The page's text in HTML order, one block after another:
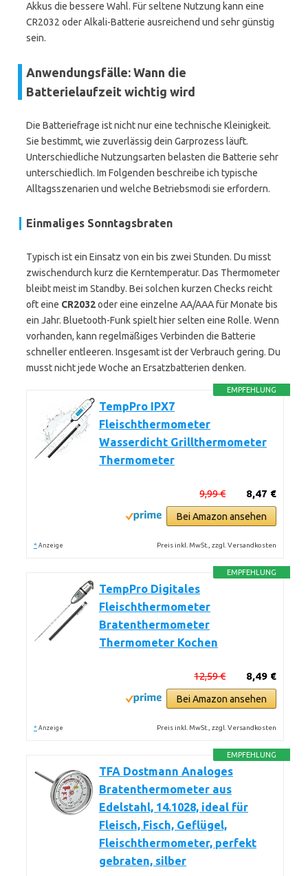
Akkus die bessere Wahl. Für seltene Nutzung kann eine
CR2032 oder Alkali-Batterie ausreichend und sehr günstig
sein.
Anwendungsfälle: Wann die
Batterielaufzeit wichtig wird
Die Batteriefrage ist nicht nur eine technische Kleinigkeit.
Sie bestimmt, wie zuverlässig dein Garprozess läuft.
Unterschiedliche Nutzungsarten belasten die Batterie sehr
unterschiedlich. Im Folgenden beschreibe ich typische
Alltagsszenarien und welche Betriebsmodi sie erfordern.
Einmaliges Sonntagsbraten
Typisch ist ein Einsatz von ein bis zwei Stunden. Du misst
zwischendurch kurz die Kerntemperatur. Das Thermometer
bleibt meist im Standby. Bei solchen kurzen Checks reicht
oft eine CR2032oder eine einzelne AA/AAA für Monate bis
ein Jahr. Bluetooth-Funk spielt hier selten eine Rolle. Wenn
vorhanden, kann regelmäßiges Verbinden die Batterie
schneller entleeren. Insgesamt ist der Verbrauch gering. Du
musst nicht jede Woche an Ersatzbatterien denken.
EMPFEHLUNG
TempPro IPX7
Fleischthermometer
Wasserdicht Grillthermometer
Thermometer
8,47 €
9,99 €
Bei Amazon ansehen
* Anzeige Preis inkl. MwSt., zzgl. Versandkosten
EMPFEHLUNG
TempPro Digitales
Fleischthermometer
Bratenthermometer
Thermometer Kochen
8,49 €
12,59 €
Bei Amazon ansehen
* Anzeige Preis inkl. MwSt., zzgl. Versandkosten
EMPFEHLUNG
TFA Dostmann Analoges
Bratenthermometer aus
Edelstahl, 14.1028, ideal für
Fleisch, Fisch, Geflügel,
Fleischthermometer, perfekt
gebraten, silber